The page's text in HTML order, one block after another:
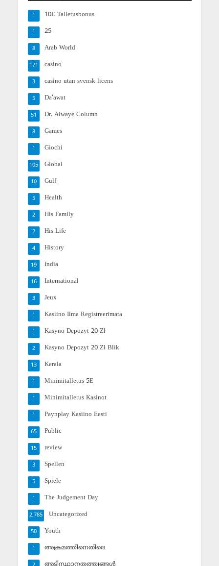
10E Talletusbonus
1
25
1
Arab World
8
casino
171
casino utan svensk licens
3
Da'awat
5
Dr. Alwaye Column
51
Games
8
Giochi
1
Global
105
Gulf
10
Health
5
His Family
2
His Life
2
History
4
India
19
International
16
Jeux
3
Kasiino Ilma Registreerimata
1
Kasyno Depozyt 20 Zł
1
Kasyno Depozyt 20 Zł Blik
2
Kerala
13
Minimitalletus 5E
1
Minimitalletus Kasinot
1
Paynplay Kasiino Eesti
1
Public
65
review
15
Spellen
3
Spiele
5
The Judgement Day
1
Uncategorized
2,785
Youth
50
അക്രമത്തിനെതിരെ
1
അടിസ്ഥാനതത്ത്വങ്ങള്‍